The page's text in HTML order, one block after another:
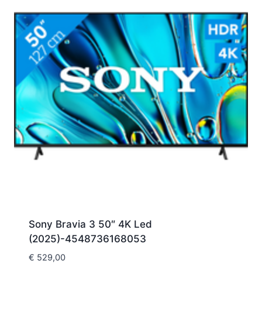
Sony Bravia 3 50″ 4K Led
(2025)-4548736168053
€ 529,00